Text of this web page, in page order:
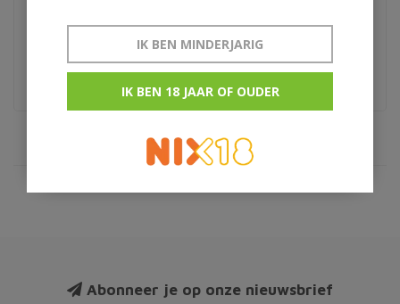
€13,50
rumlikeur uit woensdrecht
Abonneer je op onze nieuwsbrief
IK BEN MINDERJARIG
IK BEN 18 JAAR OF OUDER